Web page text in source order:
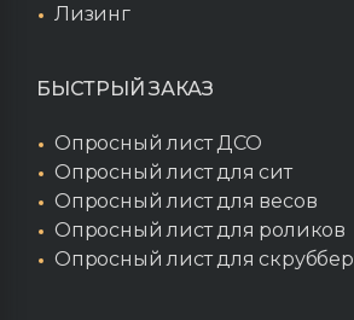
Лизинг
БЫСТРЫЙ ЗАКАЗ
Опросный лист ДСО
Опросный лист для сит
Опросный лист для весов
Опросный лист для роликов
Опросный лист для